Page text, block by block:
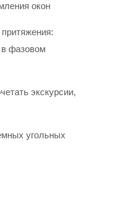
окон
в фазовом
экскурсии,
угольных